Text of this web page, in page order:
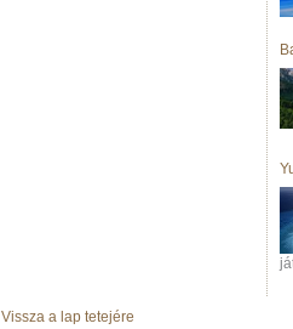
Vissza a lap tetejére